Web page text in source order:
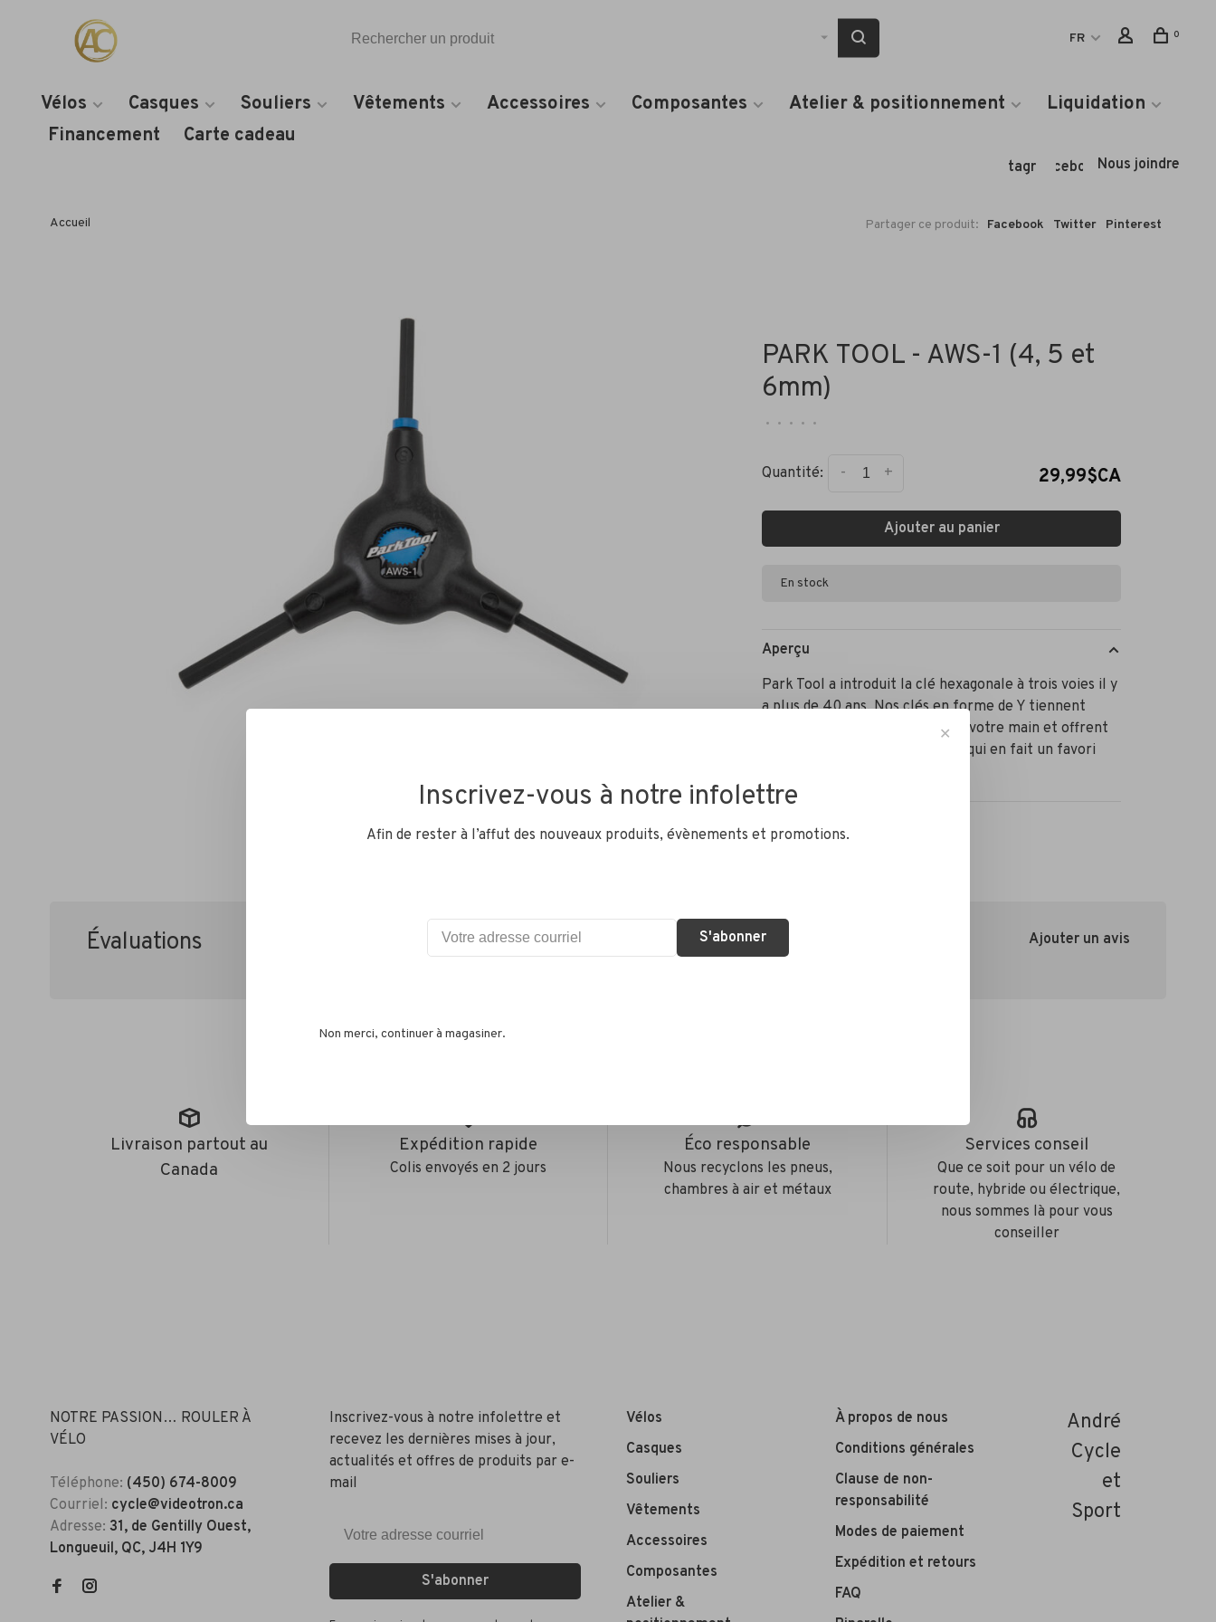
FR 0
Vélos Casques Souliers Vêtements Accessoires Composantes Atelier & positionnement
Liquidation
Financement
Carte cadeau
InstagramFacebookNous joindre
Accueil Partager ce produit: Facebook Twitter Pinterest
PARK TOOL - AWS-1 (4, 5 et
6mm)
• • • • •
Quantité: +
- 29,99$CA
Ajouter au panier
En stock
Aperçu
Park Tool a introduit la clé hexagonale à trois voies il y
a plus de 40 ans. Nos clés en forme de Y tiennent
parfaitement dans la paume de votre main et offrent
un excellent effet de levier, ce qui en fait un favori
Évaluations
0 étoiles selon 0 avis
Ajouter un avis
Livraison partout au
Canada
Expédition rapide
Colis envoyés en 2 jours
Éco responsable
Nous recyclons les pneus,
chambres à air et métaux
Services conseil
Que ce soit pour un vélo de
route, hybride ou électrique,
nous sommes là pour vous
conseiller
NOTRE PASSION… ROULER À
VÉLO
Téléphone: (450) 674-8009
Courriel: cycle@videotron.ca
Adresse: 31, de Gentilly Ouest,
Longueuil, QC, J4H 1Y9
Inscrivez-vous à notre infolettre et
recevez les dernières mises à jour,
actualités et offres de produits par e-
mail
S'abonner
Vélos
Casques
Souliers
Vêtements
Accessoires
Composantes
Atelier &
À propos de nous
Conditions générales
Clause de non-
responsabilité
Modes de paiement
Expédition et retours
FAQ
André
Cycle
et
Sport
✕
Inscrivez-vous à notre infolettre
Afin de rester à l’affut des nouveaux produits, évènements et promotions.
S'abonner
Non merci, continuer à magasiner.